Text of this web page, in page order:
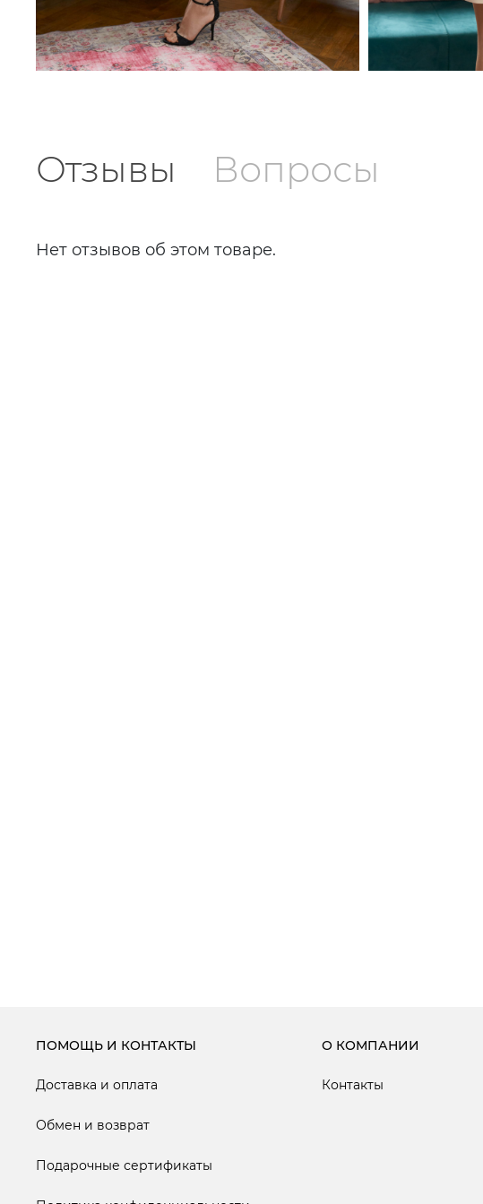
Отзывы Вопросы
Нет отзывов об этом товаре.
ПОМОЩЬ И КОНТАКТЫ
Доставка и оплата
Обмен и возврат
Подарочные сертификаты
О КОМПАНИИ
Контакты